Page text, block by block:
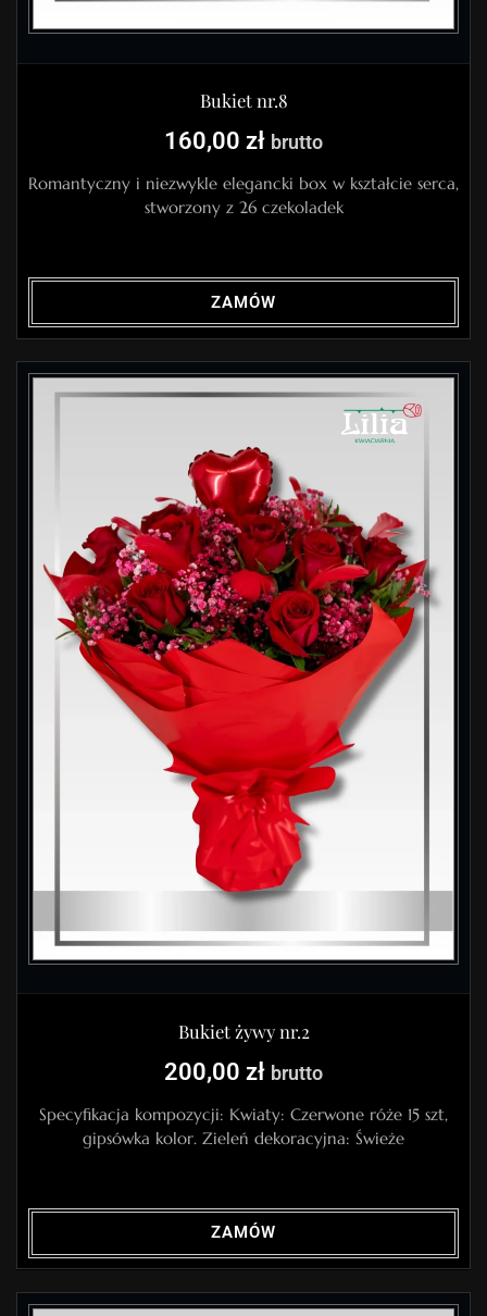
Bukiet nr.8
160,00 zł brutto
Romantyczny i niezwykle elegancki box w kształcie serca,
stworzony z 26 czekoladek
ZAMÓW
Bukiet żywy nr.2
200,00 zł brutto
Specyfikacja kompozycji: Kwiaty: Czerwone róże 15 szt,
gipsówka kolor. Zieleń dekoracyjna: Świeże
ZAMÓW